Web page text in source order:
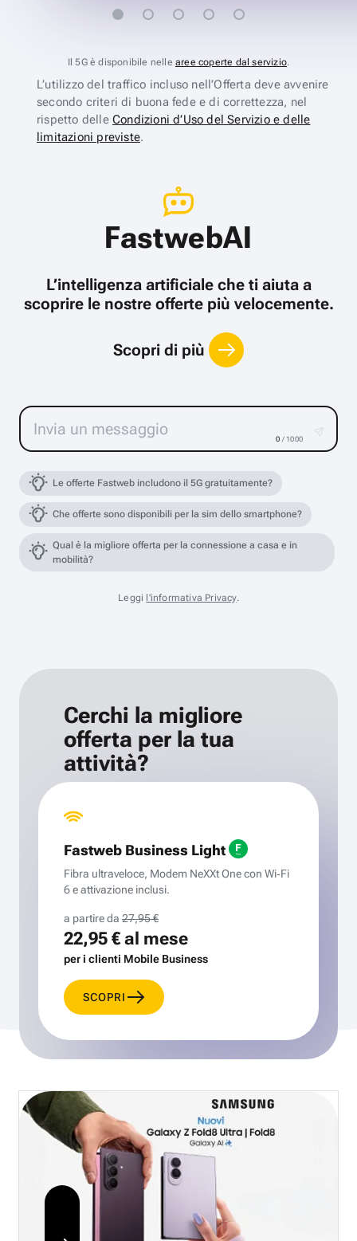
Il 5G è disponibile nelle aree coperte dal servizio.
L’utilizzo del traffico incluso nell’Offerta deve avvenire
secondo criteri di buona fede e di correttezza, nel
rispetto delle Condizioni d’Uso del Servizio e delle
limitazioni previste.
FastwebAI
L’intelligenza artificiale che ti aiuta a
scoprire le nostre offerte più velocemente.
Scopri di più
0 / 1000
Le offerte Fastweb includono il 5G gratuitamente?
Che offerte sono disponibili per la sim dello smartphone?
Qual è la migliore offerta per la connessione a casa e in
mobilità?
Leggi l'informativa Privacy.
Cerchi la migliore
offerta per la tua
attività?
Fastweb Business Light
Fibra ultraveloce, Modem NeXXt One con Wi‑Fi
6 e attivazione inclusi.
a partire da 27,95 €
22,95 €al mese
per i clienti Mobile Business
SCOPRI